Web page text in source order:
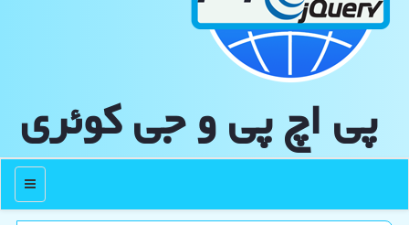
پی اچ پی و جی كوئری
منو